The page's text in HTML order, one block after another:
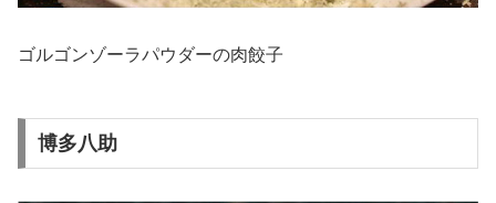
ゴルゴンゾーラパウダーの肉餃子
博多八助